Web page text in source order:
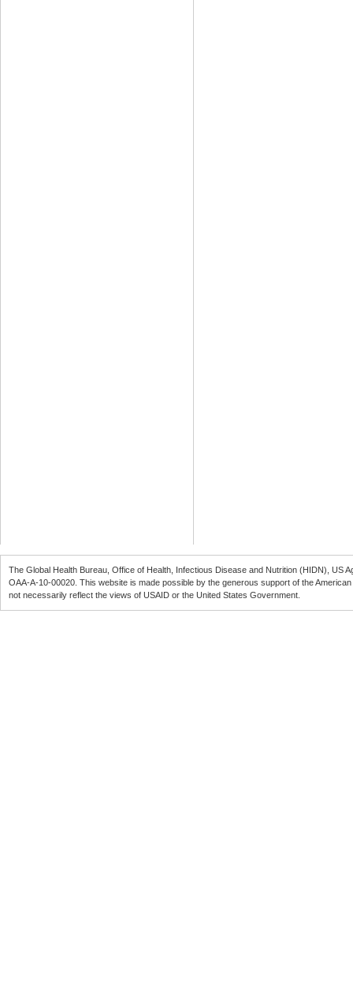
The Global Health Bureau, Office of Health, Infectious Disease and Nutrition (HIDN), US
OAA-A-10-00020 . This website is made possible by the generous support of the
not necessarily reflect the views of USAID or the United States Government.